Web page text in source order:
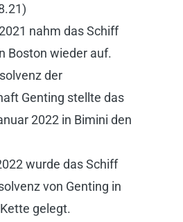
nahm das Schiff
Boston wieder auf.
der
Genting stellte das
2022 in Bimini den
wurde das Schiff
von Genting in
gelegt.